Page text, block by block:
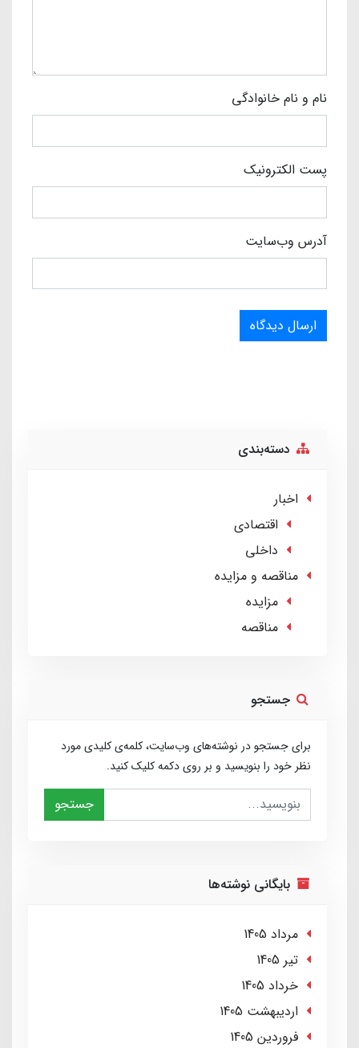
نام و نام خانوادگی
پست الکترونیک
آدرس وب‌سایت
ارسال دیدگاه
دسته‌بندی
اخبار
اقتصادی
داخلی
مناقصه و مزایده
مزایده
مناقصه
جستجو
برای جستجو در نوشته‌های وب‌سایت، کلمه‌ی کلیدی مورد
نظر خود را بنویسید و بر روی دکمه کلیک کنید.
جستجو
بایگانی نوشته‌ها
مرداد 1405
تير 1405
خرداد 1405
ارديبهشت 1405
فروردین 1405